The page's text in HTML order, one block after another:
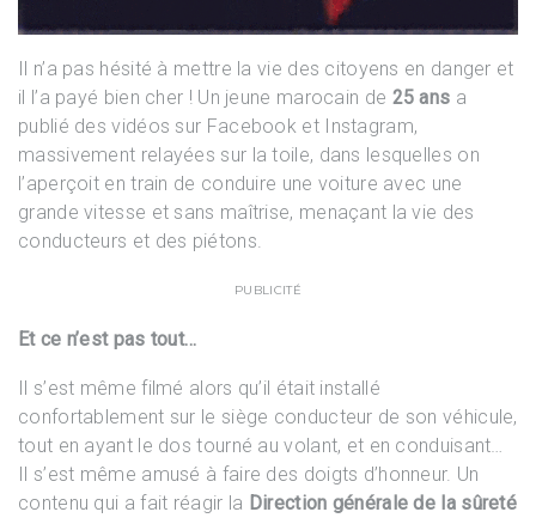
Il n’a pas hésité à mettre la vie des citoyens en danger et
il l’a payé bien cher ! Un jeune marocain de 25 ans a
publié des vidéos sur Facebook et Instagram,
massivement relayées sur la toile, dans lesquelles on
l’aperçoit en train de conduire une voiture avec une
grande vitesse et sans maîtrise, menaçant la vie des
conducteurs et des piétons.
PUBLICITÉ
Et ce n’est pas tout…
Il s’est même filmé alors qu’il était installé
confortablement sur le siège conducteur de son véhicule,
tout en ayant le dos tourné au volant, et en conduisant…
Il s’est même amusé à faire des doigts d’honneur. Un
contenu qui a fait réagir la Direction générale de la sûreté